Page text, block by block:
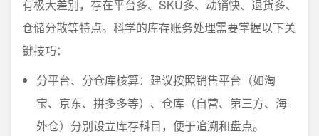
有极大差别，存在平台多、SKU多、动销快、退货多、
仓储分散等特点。科学的库存账务处理需要掌握以下关
键技巧：
分平台、分仓库核算：建议按照销售平台（如淘
宝、京东、拼多多等）、仓库（自营、第三方、海
外仓）分别设立库存科目，便于追溯和盘点。